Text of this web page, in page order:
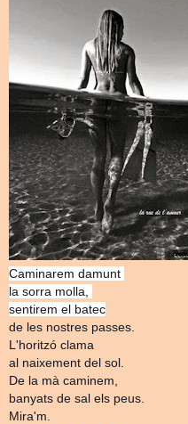
Caminarem damunt
la sorra molla,
sentirem el batec
de les nostres passes.
L'horitzó clama
al naixement del sol.
De la mà caminem,
banyats de sal els peus.
Mira'm.